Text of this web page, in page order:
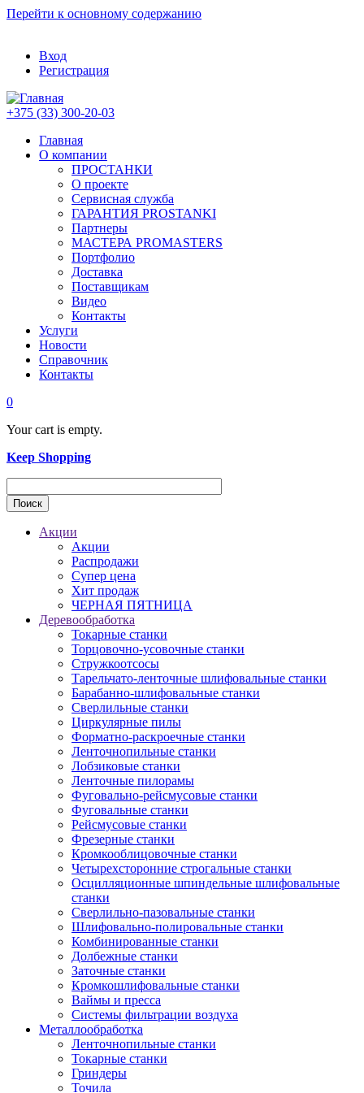
Перейти к основному содержанию
Вход
Регистрация
+375 (33) 300-20-03
Главная
О компании
ПРОСТАНКИ
О проекте
Сервисная служба
ГАРАНТИЯ PROSTANKI
Партнеры
МАСТЕРА PROMASTERS
Портфолио
Доставка
Поставщикам
Видео
Контакты
Услуги
Новости
Справочник
Контакты
0
Your cart is empty.
Keep Shopping
Акции
Акции
Распродажи
Супер цена
Хит продаж
ЧЕРНАЯ ПЯТНИЦА
Деревообработка
Токарные станки
Торцовочно-усовочные станки
Стружкоотсосы
Тарельчато-ленточные шлифовальные станки
Барабанно-шлифовальные станки
Сверлильные станки
Циркулярные пилы
Форматно-раскроечные станки
Ленточнопильные станки
Лобзиковые станки
Ленточные пилорамы
Фуговально-рейсмусовые станки
Фуговальные станки
Рейсмусовые станки
Фрезерные станки
Кромкооблицовочные станки
Четырехсторонние строгальные станки
Осцилляционные шпиндельные шлифовальные
станки
Сверлильно-пазовальные станки
Шлифовально-полировальные станки
Комбинированные станки
Долбежные станки
Заточные станки
Кромкошлифовальные станки
Ваймы и пресса
Системы фильтрации воздуха
Металлообработка
Ленточнопильные станки
Токарные станки
Гриндеры
Точила